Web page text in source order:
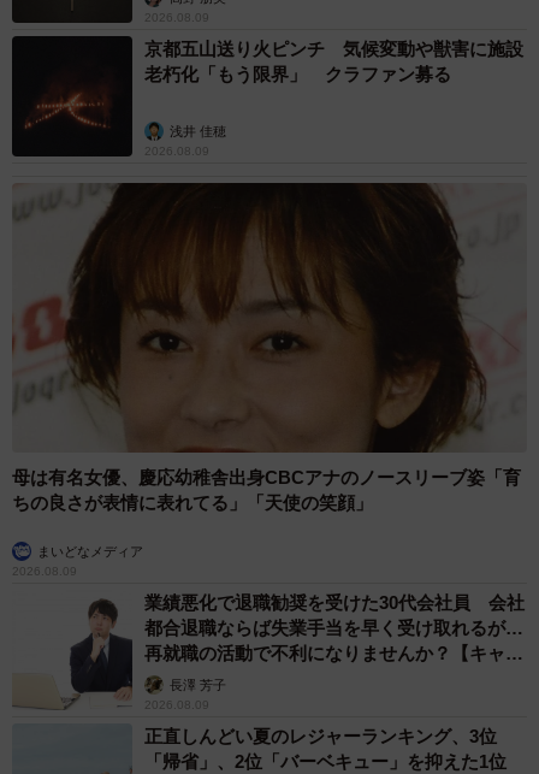
ランクはいかがだろうか？
なお、今回の話題を提供してくれたこやさんは「レポ漫画
のお仕事募集中です。呼ばれたらアメリカまで行きます」
とのこと。ご興味ある方は、ぜひSNSや公式ホームページ
からご連絡いただきたい。
【明石こやさん関連情報】
▽Xアカウント
https://x.com/illkoya
▽公式ホームページ
https://akashikoya.com/
母のイカれたトランク、アメリカでバカウケ
pic.twitter.com/Q5bqHw4oAL
— サブこや (@minillkoya)
2026.08.09
京都五山送り火ピンチ 気候変動や獣害に施設
老朽化「もう限界」 クラファン募る
浅井 佳穂
2026.08.09
母は有名女優、慶応幼稚舎出身CBCアナのノースリーブ姿「育
ちの良さが表情に表れてる」「天使の笑顔」
まいどなメディア
2026.08.09
業績悪化で退職勧奨を受けた30代会社員 会社
都合退職ならば失業手当を早く受け取れるが…
再就職の活動で不利になりませんか？【キャリ
アカウンセラーが解説】
長澤 芳子
2026.08.09
正直しんどい夏のレジャーランキング、3位
「帰省」、2位「バーベキュー」を抑えた1位